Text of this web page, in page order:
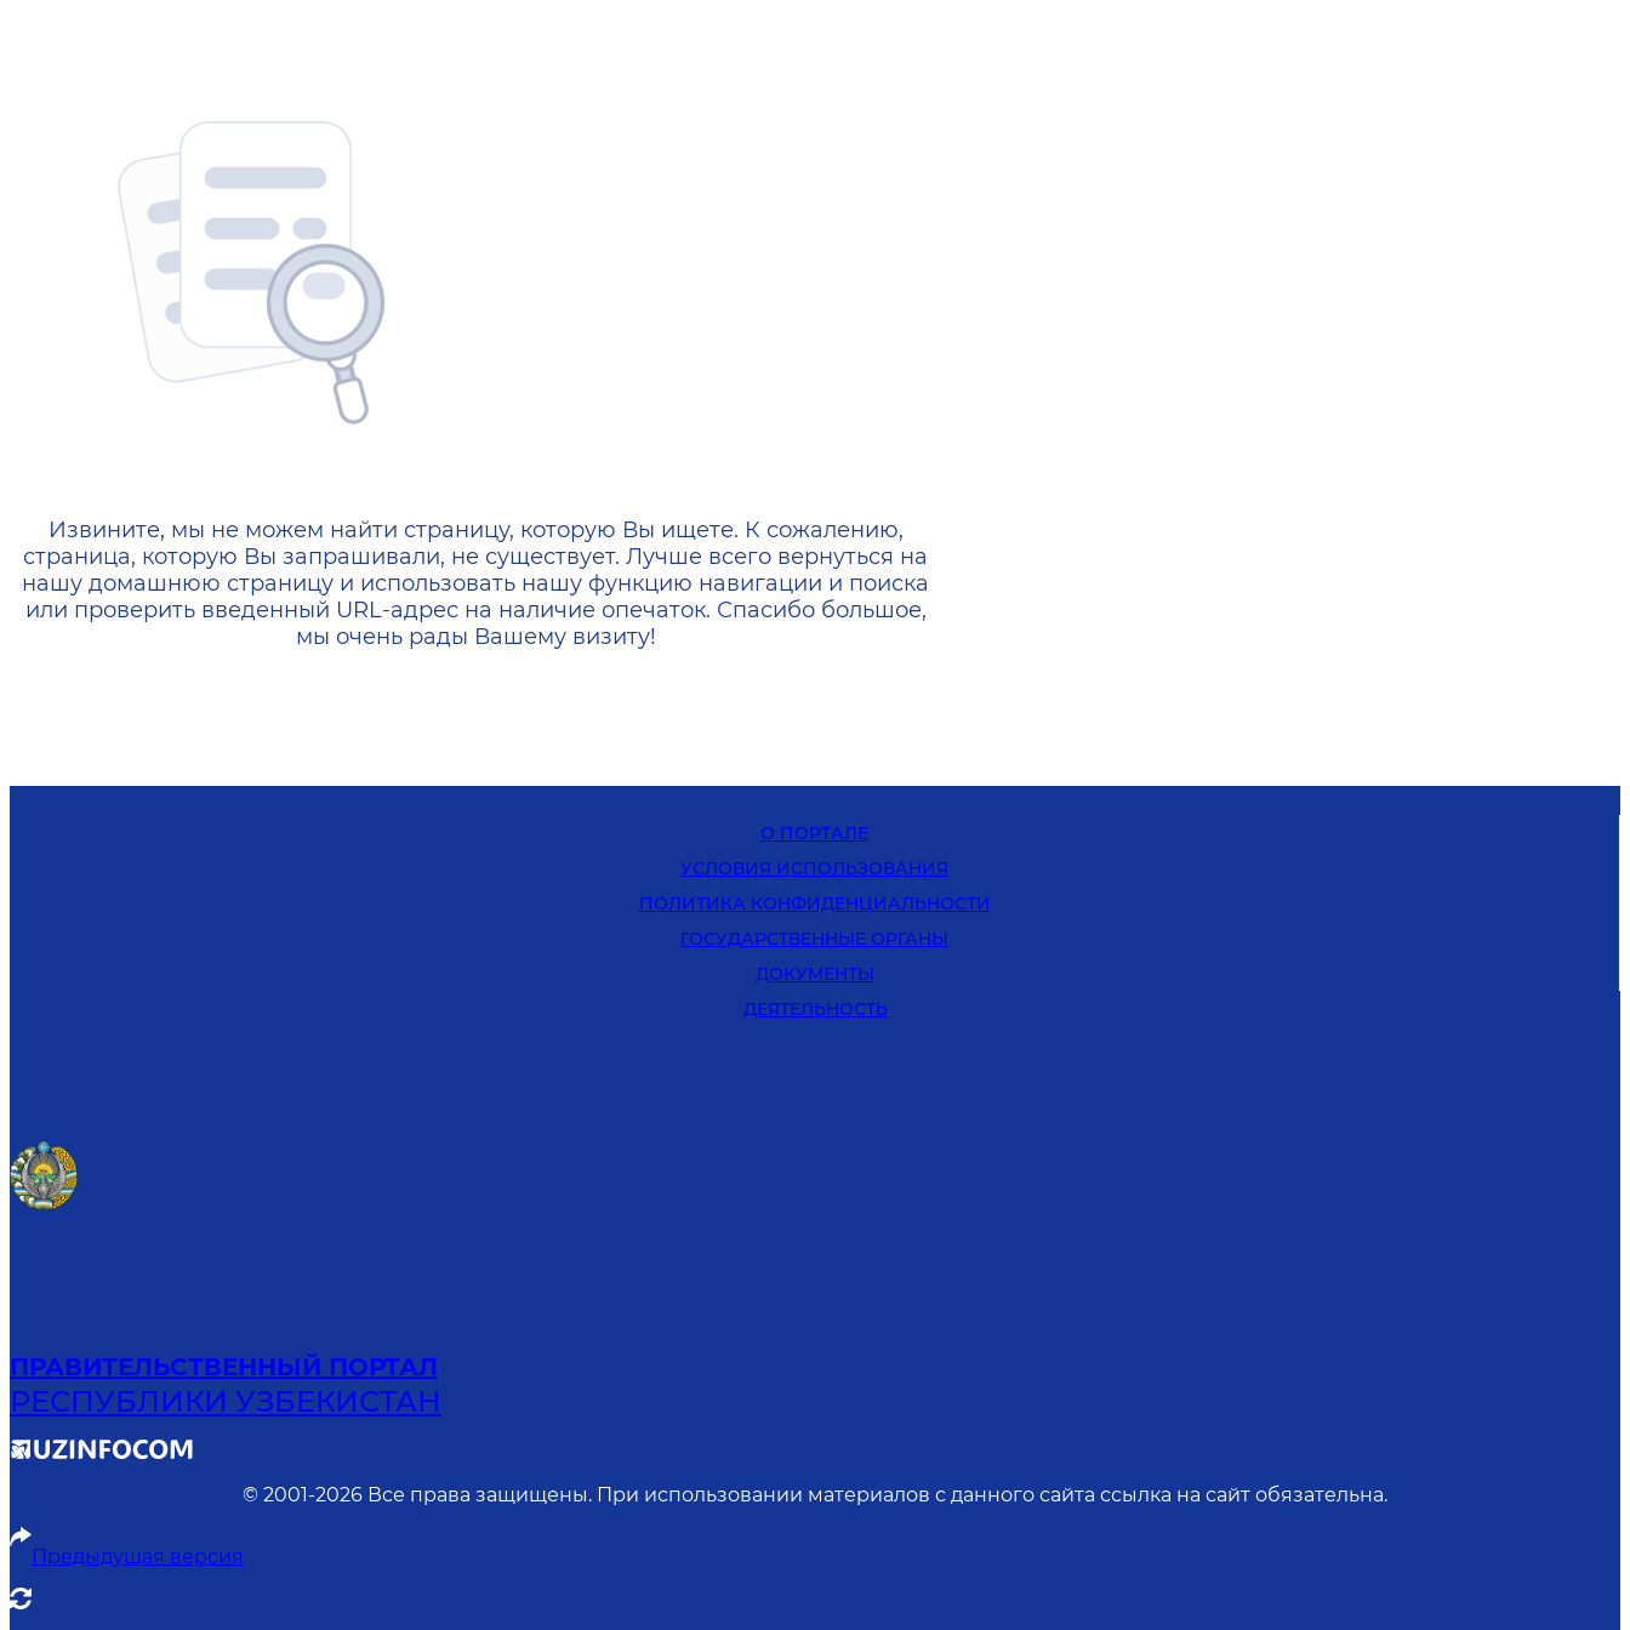
404 — Страница не найдена
Извините, мы не можем найти страницу, которую Вы ищете. К сожалению,
страница, которую Вы запрашивали, не существует. Лучше всего вернуться на
нашу домашнюю страницу и использовать нашу функцию навигации и поиска
или проверить введенный URL-адрес на наличие опечаток. Спасибо большое,
мы очень рады Вашему визиту!
О ПОРТАЛЕ
УСЛОВИЯ ИСПОЛЬЗОВАНИЯ
ПОЛИТИКА КОНФИДЕНЦИАЛЬНОСТИ
ГОСУДАРСТВЕННЫЕ ОРГАНЫ
ДОКУМЕНТЫ
ДЕЯТЕЛЬНОСТЬ
ПРАВИТЕЛЬСТВЕННЫЙ ПОРТАЛ
РЕСПУБЛИКИ УЗБЕКИСТАН
© 2001-2026 Все права защищены. При использовании материалов с данного сайта ссылка на сайт обязательна.
Предыдущая версия